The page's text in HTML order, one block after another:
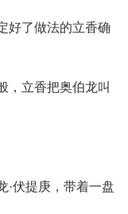
了做法的立香确
立香把奥伯龙叫
伏提庚，带着一盘